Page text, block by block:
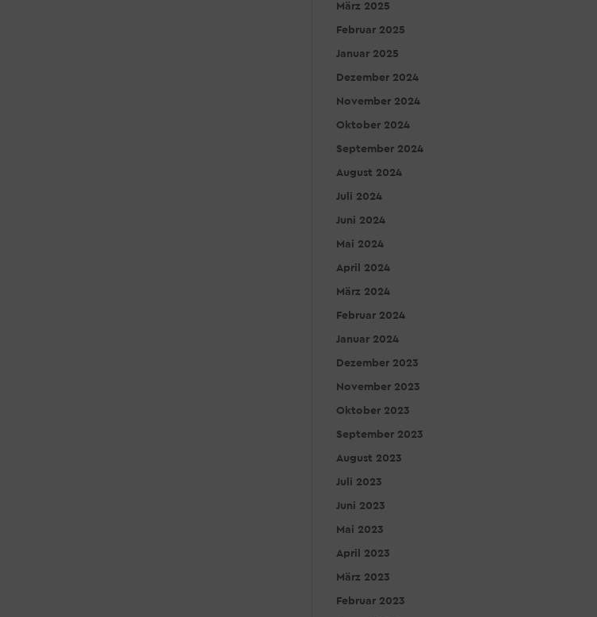
März 2025
Februar 2025
Januar 2025
Dezember 2024
November 2024
Oktober 2024
September 2024
August 2024
Juli 2024
Juni 2024
Mai 2024
April 2024
März 2024
Februar 2024
Januar 2024
Dezember 2023
November 2023
Oktober 2023
September 2023
August 2023
Juli 2023
Juni 2023
Mai 2023
April 2023
März 2023
Februar 2023